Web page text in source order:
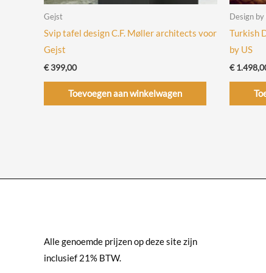
Gejst
Svip tafel design C.F. Møller architects voor
Gejst
€399,00
Toevoegen aan winkelwagen
Design by
Turkish
by US
€
Alle genoemde prijzen op deze site zijn
inclusief 21% BTW.